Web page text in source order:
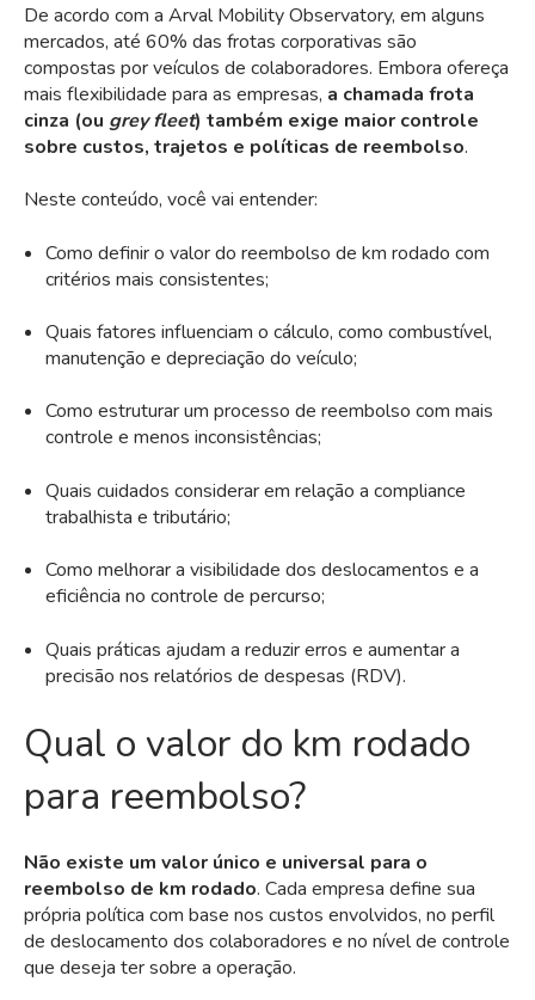
De acordo com a Arval Mobility Observatory, em alguns
mercados, até 60% das frotas corporativas são
compostas por veículos de colaboradores. Embora ofereça
mais flexibilidade para as empresas, a chamada frota
cinza (ou grey fleet) também exige maior controle
sobre custos, trajetos e políticas de reembolso.
Neste conteúdo, você vai entender:
Como definir o valor do reembolso de km rodado com
critérios mais consistentes;
Quais fatores influenciam o cálculo, como combustível,
manutenção e depreciação do veículo;
Como estruturar um processo de reembolso com mais
controle e menos inconsistências;
Quais cuidados considerar em relação a compliance
trabalhista e tributário;
Como melhorar a visibilidade dos deslocamentos e a
eficiência no controle de percurso;
Quais práticas ajudam a reduzir erros e aumentar a
precisão nos relatórios de despesas (RDV).
Qual o valor do km rodado
para reembolso?
Não existe um valor único e universal para o
reembolso de km rodado. Cada empresa define sua
própria política com base nos custos envolvidos, no perfil
de deslocamento dos colaboradores e no nível de controle
que deseja ter sobre a operação.